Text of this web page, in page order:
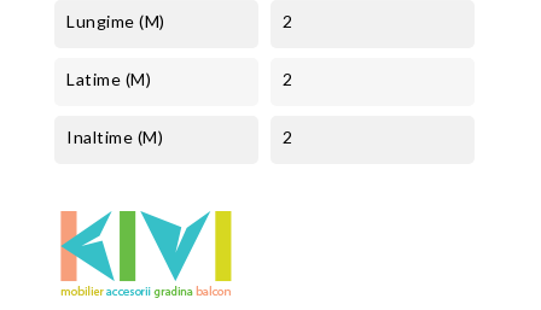
Lungime (m) 2
Latime (m) 2
Inaltime (m) 2